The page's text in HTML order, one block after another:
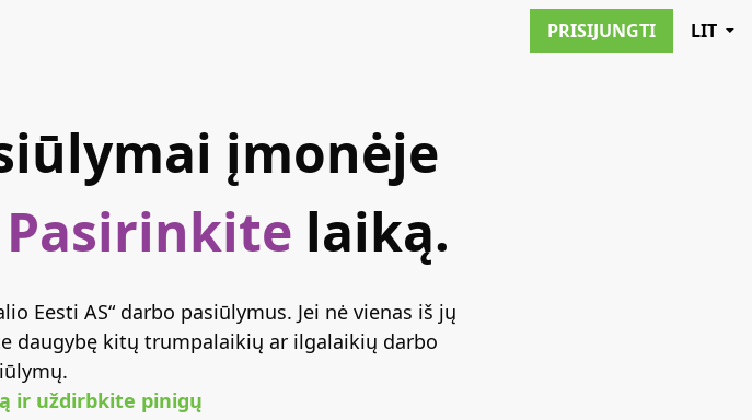
PRISIJUNGTI LIT
įmonėje
Pasirinkite laiką.
Eesti AS“ darbo pasiūlymus. Jei nė vienas iš jų
daugybę kitų trumpalaikių ar ilgalaikių darbo
ir uždirbkite pinigų